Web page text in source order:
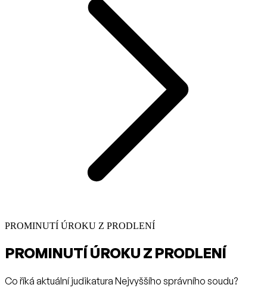
PROMINUTÍ ÚROKU Z PRODLENÍ
PROMINUTÍ ÚROKU Z PRODLENÍ
Co říká aktuální judikatura Nejvyššího správního soudu?